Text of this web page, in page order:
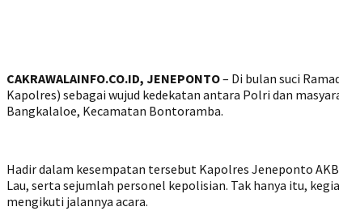
CAKRAWALAINFO.CO.ID, JENEPONTO– Di bulan suci
Kapolres) sebagai wujud kedekatan antara Polri dan
Bangkalaloe, Kecamatan Bontoramba.
Hadir dalam kesempatan tersebut Kapolres Jeneponto
Lau, serta sejumlah personel kepolisian. Tak hanya itu,
mengikuti jalannya acara.